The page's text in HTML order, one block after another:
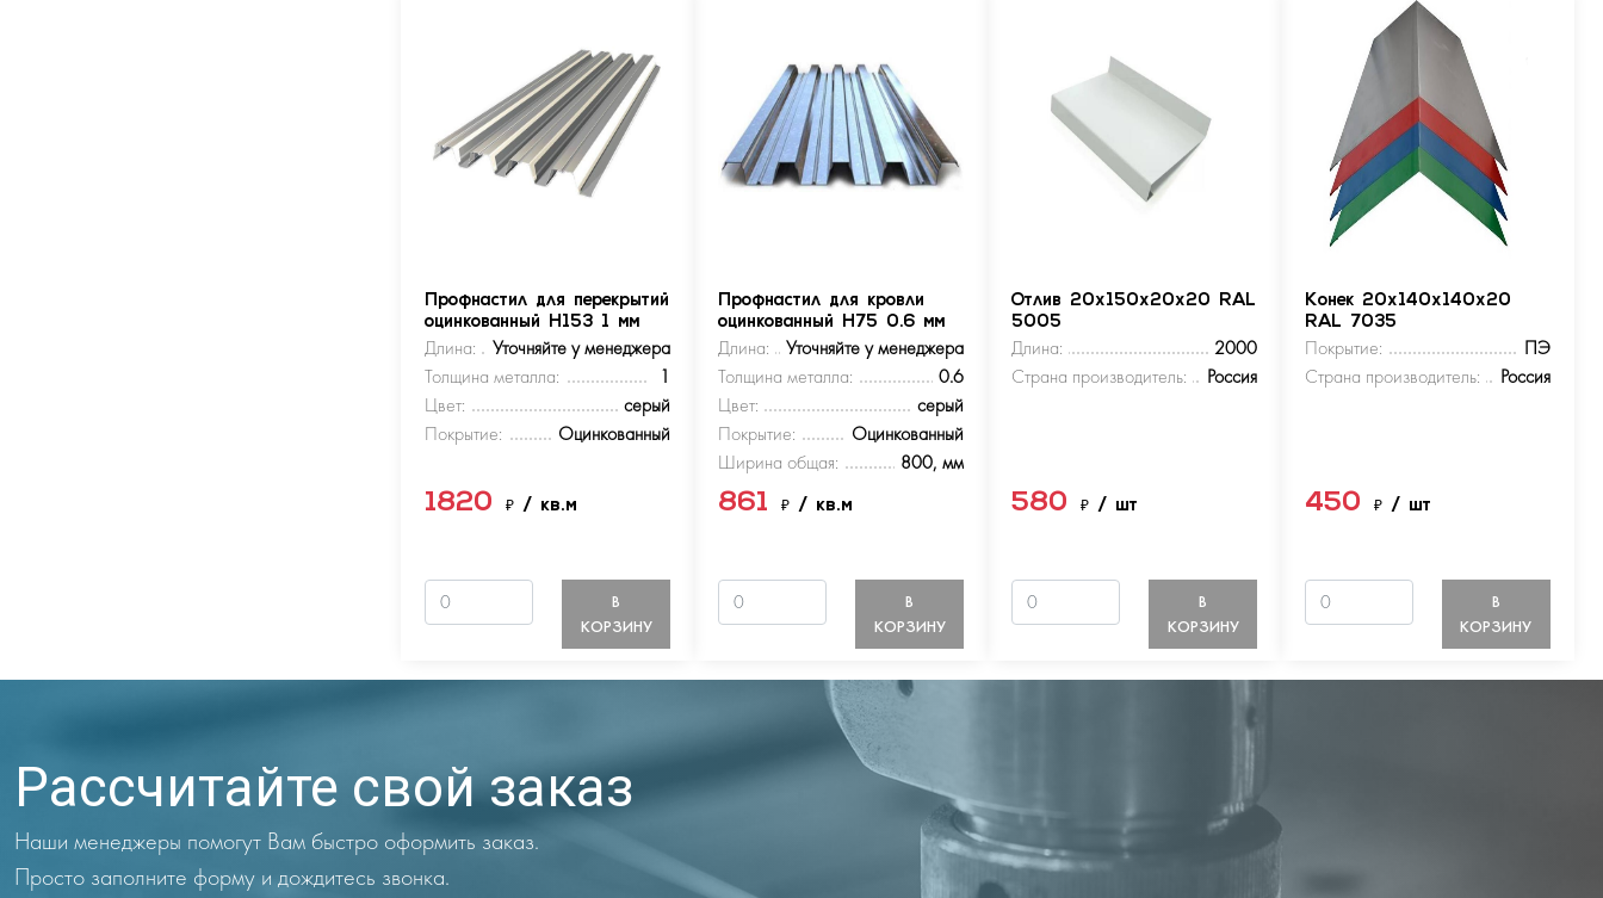
Профнастил для перекрытий
оцинкованный Н153 1 мм
Длина:
Уточняйте у менеджера
Толщина металла:
1
Цвет:
серый
Покрытие:
Оцинкованный
1820₽/ кв.м
В
КОРЗИНУ
Профнастил для кровли
оцинкованный Н75 0.6 мм
Длина:
Уточняйте у менеджера
Толщина металла:
0.6
Цвет:
серый
Покрытие:
Оцинкованный
Ширина общая:
800, мм
861₽/ кв.м
В
КОРЗИНУ
Отлив 20х150х20х20 RAL
5005
Длина:
2000
Страна производитель:
Россия
580₽/ шт
В
КОРЗИНУ
Конек 20х140х140х20
RAL 7035
Покрытие:
ПЭ
Страна производитель:
Россия
450 ₽ / шт
В
КОРЗИНУ
Рассчитайте свой заказ
Наши менеджеры помогут Вам быстро оформить заказ.
Просто заполните форму и дождитесь звонка.